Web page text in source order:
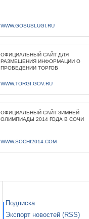
WWW.GOSUSLUGI.RU
ОФИЦИАЛЬНЫЙ САЙТ ДЛЯ
РАЗМЕЩЕНИЯ ИНФОРМАЦИИ О
ПРОВЕДЕНИИ ТОРГОВ
WWW.TORGI.GOV.RU
ОФИЦИАЛЬНЫЙ САЙТ ЗИМНЕЙ
ОЛИМПИАДЫ 2014 ГОДА В СОЧИ
WWW.SOCHI2014.COM
Подписка
Экспорт новостей (RSS)